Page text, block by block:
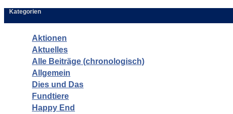
Kategorien
Aktionen
Aktuelles
Alle Beiträge (chronologisch)
Allgemein
Dies und Das
Fundtiere
Happy End